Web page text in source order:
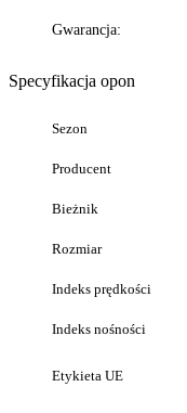
Gwarancja:
Specyfikacja opon
Sezon
Producent
Bieżnik
Rozmiar
Indeks prędkości
Indeks nośności
Etykieta UE